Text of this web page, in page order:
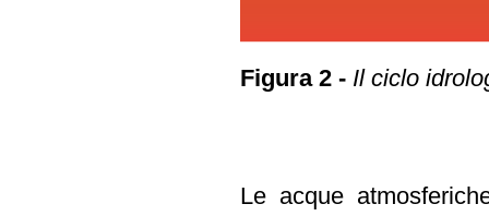
Figura 2 - Il ciclo
Le acque